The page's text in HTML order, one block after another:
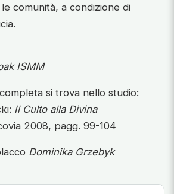
comunità, a condizione di
ISMM
si trova nello studio:
Il Culto alla Divina
2008, pagg. 99-104
Dominika Grzebyk